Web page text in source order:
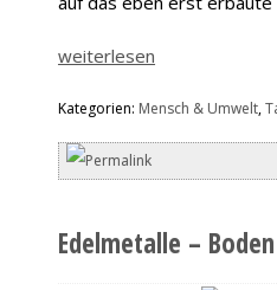
weiterlesen
Kategorien: Mensch & Umwelt,
Edelmetalle –